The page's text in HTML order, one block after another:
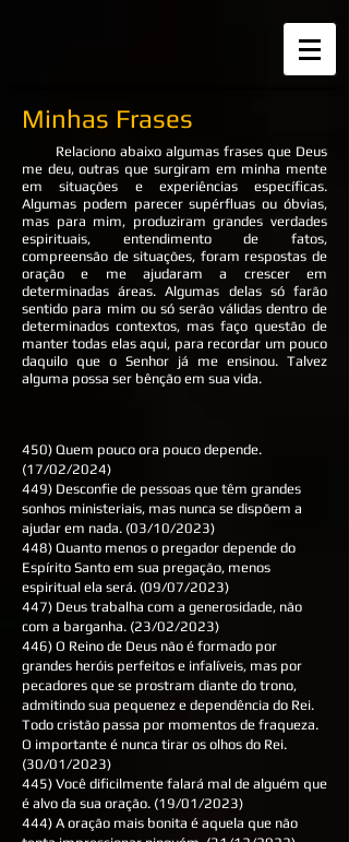
Minhas Frases
Relaciono abaixo algumas frases que Deus
me deu, outras que surgiram em minha mente
em situações e experiências específicas.
Algumas podem parecer supérfluas ou óbvias,
mas para mim, produziram grandes verdades
espirituais, entendimento de fatos,
compreensão de situações, foram respostas de
oração e me ajudaram a crescer em
determinadas áreas. Algumas delas só farão
sentido para mim ou só serão válidas dentro de
determinados contextos, mas faço questão de
manter todas elas aqui, para recordar um pouco
daquilo que o Senhor já me ensinou. Talvez
alguma possa ser bênção em sua vida.
450) Quem pouco ora pouco depende.
(17/02/2024)
449) Desconfie de pessoas que têm grandes
sonhos ministeriais, mas nunca se dispõem a
ajudar em nada. (03/10/2023)
448) Quanto menos o pregador depende do
Espírito Santo em sua pregação, menos
espiritual ela será. (09/07/2023)
447) Deus trabalha com a generosidade, não
com a barganha. (23/02/2023)
446) O Reino de Deus não é formado por
grandes heróis perfeitos e infalíveis, mas por
pecadores que se prostram diante do trono,
admitindo sua pequenez e dependência do Rei.
Todo cristão passa por momentos de fraqueza.
O importante é nunca tirar os olhos do Rei.
(30/01/2023)
445) Você dificilmente falará mal de alguém que
é alvo da sua oração. (19/01/2023)
444) A oração mais bonita é aquela que não